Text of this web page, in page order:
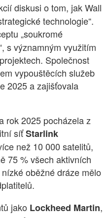
diskusi o tom, jak Wall
technologie“.
„soukromé
s významným využitím
Společnost
vypouštěcích služeb
2025 a zajišťovala
rok 2025 pocházela z
síťStarlink
než 10 000 satelitů,
75 % všech aktivních
oběžné dráze mělo
jako Lockheed Martin,